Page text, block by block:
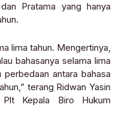
Pratama yang hanya
lima tahun. Mengertinya,
bahasanya selama lima
antara bahasa
terang Ridwan Yasin
Kepala Biro Hukum